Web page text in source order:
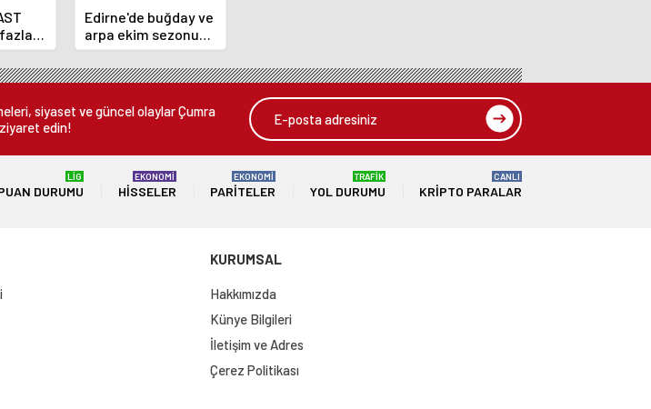
Edirne'de buğday ve
arpa ekim sezonu
sona erdi
siyaset ve güncel olaylar Çumra
edin!
DURUMU
LİG
HISSELER
EKONOMİ
PARITELER
EKONOMİ
YOL DURUMU
TRAFİK
KRIPTO PARALAR
CANLI
KURUMSAL
Hakkımızda
Künye Bilgileri
İletişim ve Adres
Çerez Politikası